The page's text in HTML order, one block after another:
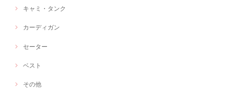
キャミ・タンク
カーディガン
セーター
ベスト
その他